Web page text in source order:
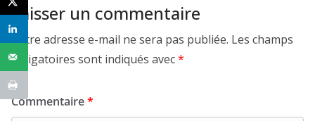
Laisser un commentaire
Votre adresse e-mail ne sera pas publiée. Les champs
obligatoires sont indiqués avec*
Commentaire*